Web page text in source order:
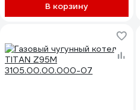
В корзину